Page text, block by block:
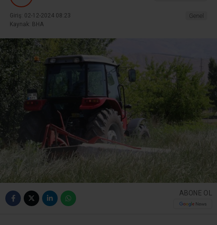
Giriş: 02-12-2024 08:23
Kaynak: BHA
Genel
ABONE OL